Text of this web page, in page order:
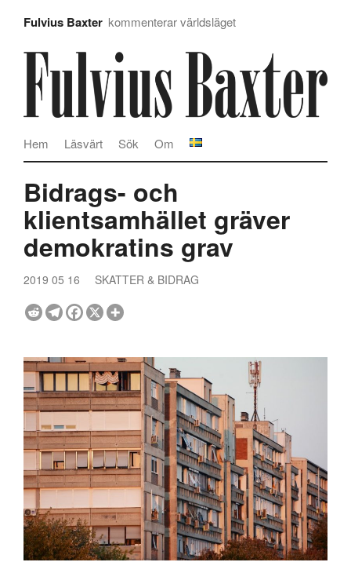
Fulvius Baxter kommenterar världsläget
Om
Sök
Läsvärt
Hem
Bidrags- och
klientsamhället gräver
demokratins grav
2019 05 16 SKATTER & BIDRAG